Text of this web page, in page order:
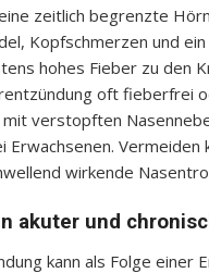
zeitlich begrenzte
Kopfschmerzen und
hohes Fieber zu den
oft fieberfrei
verstopften
Vermeiden
wirkende
akuter und
kann als Folge einer